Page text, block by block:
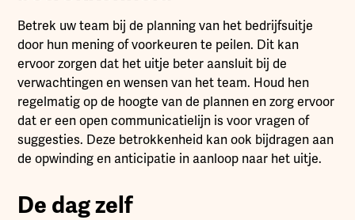
Betrek uw team bij de planning van het bedrijfsuitje
door hun mening of voorkeuren te peilen. Dit kan
ervoor zorgen dat het uitje beter aansluit bij de
verwachtingen en wensen van het team. Houd hen
regelmatig op de hoogte van de plannen en zorg ervoor
dat er een open communicatielijn is voor vragen of
suggesties. Deze betrokkenheid kan ook bijdragen aan
de opwinding en anticipatie in aanloop naar het uitje.
De dag zelf